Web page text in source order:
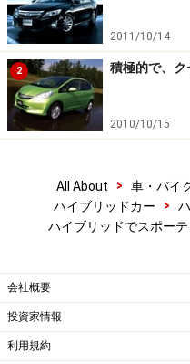
2011/10/14
2 積極的で、ク
2010/10/15
All About > 車・バイ
ハイブリッドカー
>
ハイブリッドでスポー
会社概要
投資家情報
利用規約